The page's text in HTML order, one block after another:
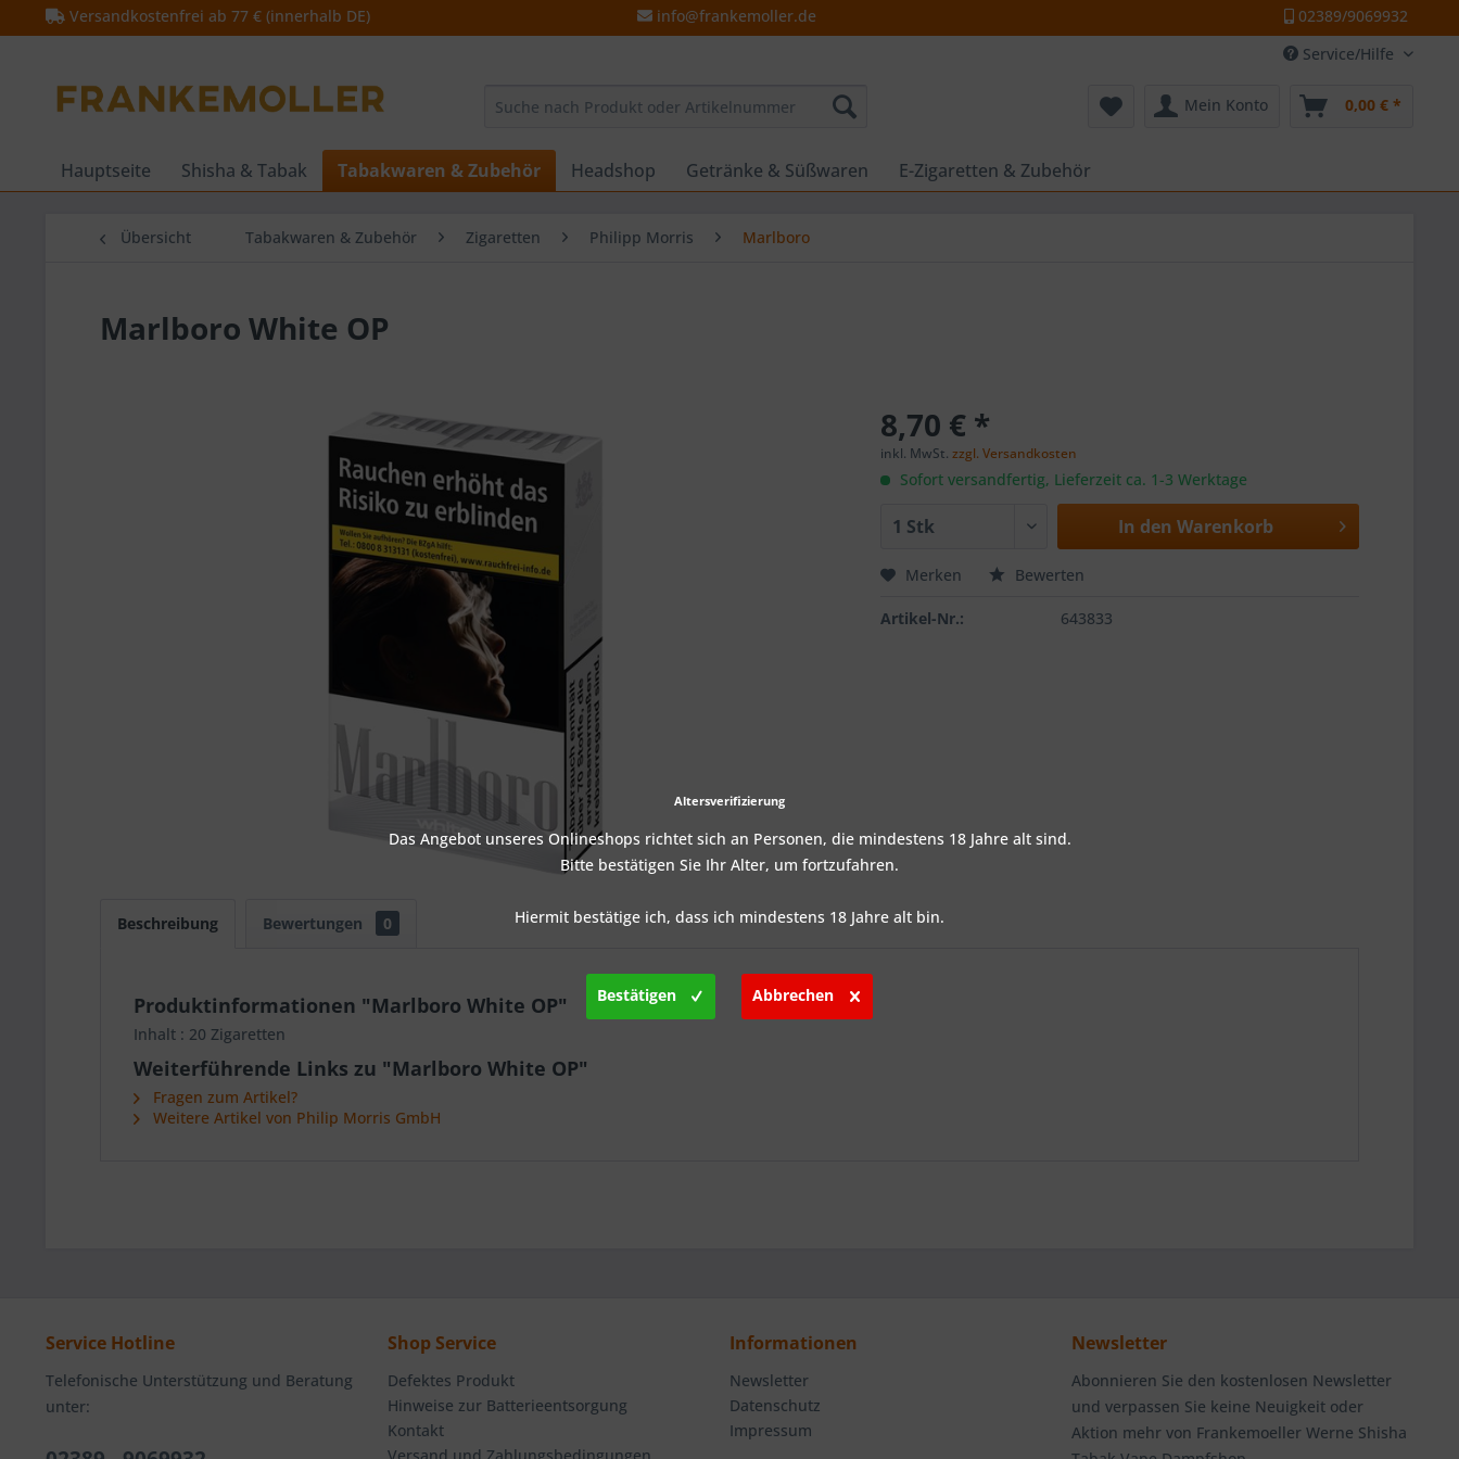
Versandkostenfrei ab 77 € (innerhalb DE) info@frankemoller.de
02389/9069932
Service/Hilfe
Mein Konto 0,00 € *
Hauptseite Shisha & Tabak Tabakwaren & Zubehör Headshop Getränke & Süßwaren E-Zigaretten & Zubehör
Übersicht Tabakwaren & Zubehör Zigaretten Philipp Morris Marlboro
Marlboro White OP
8,70 € *
inkl. MwSt.zzgl. Versandkosten
Sofort versandfertig, Lieferzeit ca. 1-3 Werktage
In den Warenkorb
Merken Bewerten
Artikel-Nr.: 643833
Beschreibung Bewertungen 0
Produktinformationen "Marlboro White OP"
Inhalt : 20 Zigaretten
Weiterführende Links zu "Marlboro White OP"
Fragen zum Artikel?
Weitere Artikel von Philip Morris GmbH
Service Hotline
Telefonische Unterstützung und Beratung
unter:
Shop Service
Defektes Produkt
Hinweise zur Batterieentsorgung
Kontakt
Informationen
Newsletter
Datenschutz
Impressum
Newsletter
Abonnieren Sie den kostenlosen Newsletter
und verpassen Sie keine Neuigkeit oder
Aktion mehr von Frankemoeller Werne Shisha
Altersverifizierung
Das Angebot unseres Onlineshops richtet sich an Personen, die mindestens 18 Jahre alt sind.
Bitte bestätigen Sie Ihr Alter, um fortzufahren.
Hiermit bestätige ich, dass ich mindestens 18 Jahre alt bin.
Bestätigen Abbrechen